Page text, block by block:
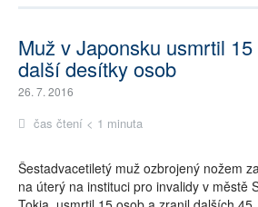
Muž v Japonsku usmrtil
další desítky osob
26. 7. 2016
čas čtení < 1 minuta
Šestadvacetiletý muž ozbrojený nožem
na úterý na instituci pro invalidy v městě